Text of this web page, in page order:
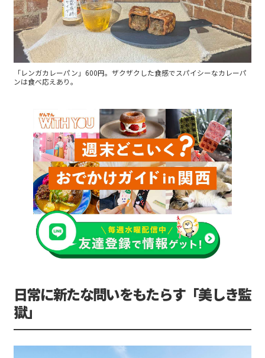
「レンガカレーパン」600円。ザクザクした食感でスパイシーなカレーパ
ンは食べ応えあり。
日常に新たな問いをもたらす「美しき監
獄」